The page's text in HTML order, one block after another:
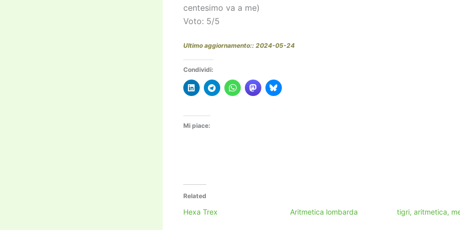
centesimo va a me)
Voto: 5/5
Ultimo aggiornamento:: 2024-05-24
Condividi:
Mi piace:
Related
Hexa Trex Aritmetica lombarda tigri, aritmetica,